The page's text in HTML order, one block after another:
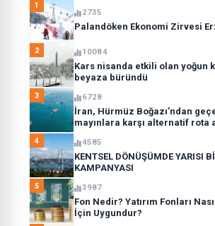
1
2735
Palandöken Ekonomi Zirvesi
2 10084
Kars nisanda etkili olan yoğun
beyaza büründü
3 6728
İran, Hürmüz Boğazı’ndan
mayınlara karşı alternatif rota
4 4585
KENTSEL DÖNÜŞÜMDE YARISI
KAMPANYASI
5 3987
Fon Nedir? Yatırım Fonları
İçin Uygundur?